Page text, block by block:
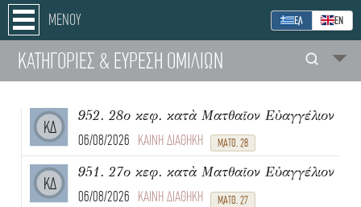
ΜΕΝΟΥ ΕΛ ΕΝ
ΚΑΤΗΓΟΡΙΕΣ & ΕΥΡΕΣΗ ΟΜΙΛΙΩΝ
ΚΔ
952. 28ο κεφ. κατὰ Ματθαῖον Εὐαγγέλιον
06/08/2026 ΚΑΙΝΗ ΔΙΑΘΗΚΗ ΜΑΤΘ. 28
ΚΔ
951. 27ο κεφ. κατὰ Ματθαῖον Εὐαγγέλιον
06/08/2026 ΚΑΙΝΗ ΔΙΑΘΗΚΗ ΜΑΤΘ. 27